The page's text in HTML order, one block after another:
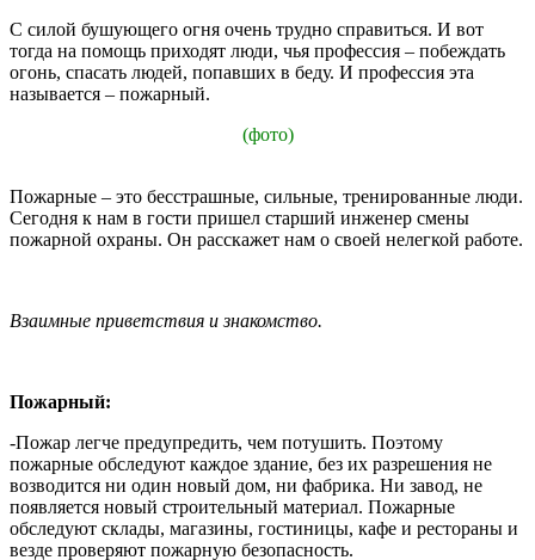
С силой бушующего огня очень трудно справиться. И вот
тогда на помощь приходят люди, чья профессия – побеждать
огонь, спасать людей, попавших в беду. И профессия эта
называется – пожарный.
(фото)
Пожарные – это бесстрашные, сильные, тренированные люди.
Сегодня к нам в гости пришел старший инженер смены
пожарной охраны. Он расскажет нам о своей нелегкой работе.
Взаимные приветствия и знакомство.
Пожарный:
-Пожар легче предупредить, чем потушить. Поэтому
пожарные обследуют каждое здание, без их разрешения не
возводится ни один новый дом, ни фабрика. Ни завод, не
появляется новый строительный материал. Пожарные
обследуют склады, магазины, гостиницы, кафе и рестораны и
везде проверяют пожарную безопасность.